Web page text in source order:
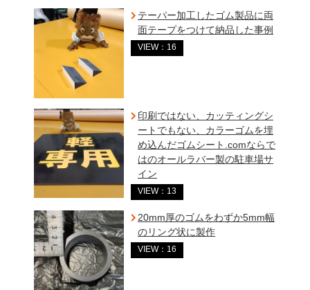
テーパー加工したゴム製品に両
面テープをつけて納品した事例
VIEW：16
印刷ではない、カッティングシ
ートでもない、カラーゴムを埋
め込んだゴムシート.comならで
はのオールラバー製の駐車場サ
イン
VIEW：13
20mm厚のゴムをわずか5mm幅
のリング状に製作
VIEW：16